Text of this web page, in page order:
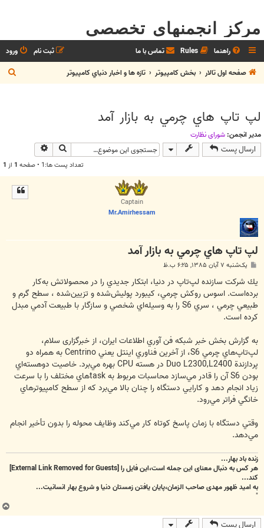
مرکز انجمنهای تخصصی
راهنما Rules تماس با ما ورود
ثبت نام
صفحه اول تالار
بخش كامپيوتر تازه ها و اخبار دنياي کامپيوتر
س
لپ تاپ هاي چرمي به بازار آمد
مدیر انجمن: شوراي نظارت
ارسال پست جستجو
تعداد پست ها:1 • صفحه 1 از 1
Captain
Mr.Amirhessam
لپ تاپ هاي چرمي به بازار آمد
ت
یک‌شنبه ۷ آبان ۱۳۸۵, ۶:۲۵ ب.ظ
يك شركت سازنده لپ‌تاپ‌ در دنيا، ابتكار جديدي را در محصولاتش به‌كار
برده‌است. اسوس روكش چرمي، كيبورد پوليش‌شده و تزيين‌شده ، سطح گرم و
طبيعي چرمي ، سري S6 را به وسيله‌اي شخصي و سازگار با طبيعت آدمي مبدل
كرده است.
به گزارش بخش خبر شبكه فن آوري اطلاعات ايران، از خبرگزاری سلام،
لپ‌تاپ‌هاي چرمي S6، از آخرين فناوري اينتل يعني Centrino به همراه دو
پردازندة Duo L2300,L2400 در هسته CPU بهره مي‌برد. خاصيت دوهسته‌اي
بودن S6 آن را قادر مي‌سازد محاسبات مربوط به task‌هاي مختلف را با سرعت
زياد انجام دهد و كارايي دستگاه را چنان بالا مي‌برد كه از سطح كامپيوترهاي
خانگي فراتر مي‌رود.
وقتي دستگاه با زمان پاسخ كوتاه كار مي‌كند وظايف محوله را بدون تأخير انجام
مي‌دهد.
زنده باد بهار...
هر کس به دنبال معنای این جمله است،این فایل را [External Link Removed for Guests]
کند...
به امید ظهور مهدی صاحب الزمان،پایان یافتن زمستان دنیا و شروع بهار انسانیت...
"
ارسال پست